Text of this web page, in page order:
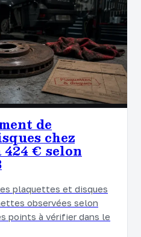
de
chez
€ selon
plaquettes et disques
observées selon
points à vérifier dans le